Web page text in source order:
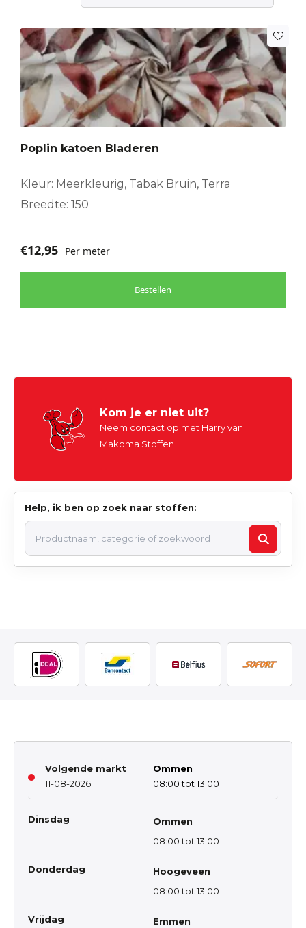
Poplin katoen Bladeren
Kleur: Meerkleurig, Tabak Bruin, Terra
Breedte: 150
€12,95 Per meter
Bestellen
Kom je er niet uit?
Neem contact op met Harry van
Makoma Stoffen
Help, ik ben op zoek naar stoffen:
Volgende markt
11-08-2026
Ommen
08:00 tot 13:00
Dinsdag
Ommen
08:00 tot 13:00
Donderdag
Hoogeveen
08:00 tot 13:00
Vrijdag
Emmen